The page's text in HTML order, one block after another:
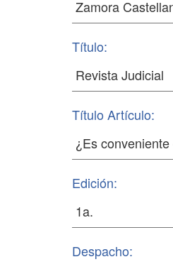
Título:
Título Artículo:
Edición:
Despacho: